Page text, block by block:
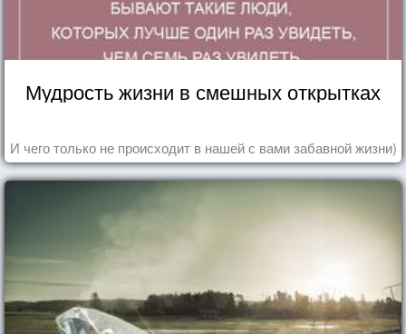
Мудрость жизни в смешных открытках
И чего только не происходит в нашей с вами забавной жизни)